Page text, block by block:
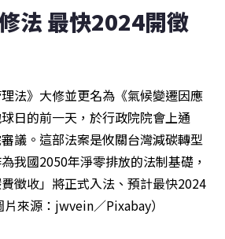
法 最快2024開徵
法》大修並更名為《氣候變遷因應
日的前一天，於行政院院會上通
議。這部法案是攸關台灣減碳轉型
我國2050年淨零排放的法制基礎，
徵收」將正式入法、預計最快2024
來源：jwvein／Pixabay）